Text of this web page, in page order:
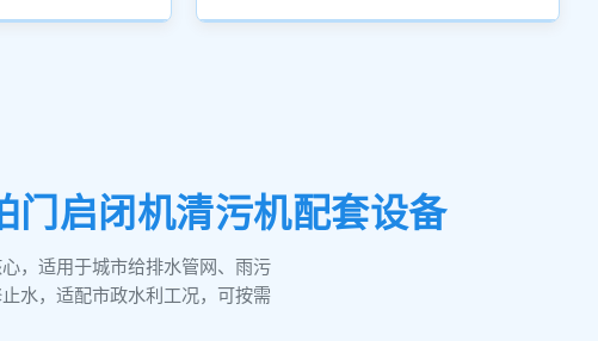
门启闭机清污机配套设备
，适用于城市给排水管网、雨污
水，适配市政水利工况，可按需